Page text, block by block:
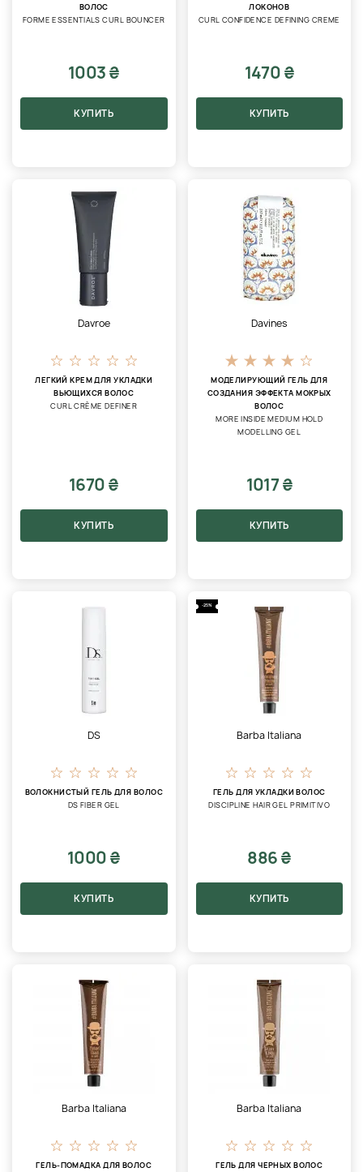
ВОЛОС
FORME ESSENTIALS CURL BOUNCER
1003 ₴
КУПИТЬ
ЛОКОНОВ
CURL CONFIDENCE DEFINING CREME
1470 ₴
КУПИТЬ
Davroe
ЛЕГКИЙ КРЕМ ДЛЯ УКЛАДКИ
ВЬЮЩИХСЯ ВОЛОС
CURL CRÈME DEFINER
1670 ₴
КУПИТЬ
Davines
МОДЕЛИРУЮЩИЙ ГЕЛЬ ДЛЯ
СОЗДАНИЯ ЭФФЕКТА МОКРЫХ
ВОЛОС
MORE INSIDE MEDIUM HOLD
MODELLING GEL
1017 ₴
КУПИТЬ
DS
ВОЛОКНИСТЫЙ ГЕЛЬ ДЛЯ ВОЛОС
DS FIBER GEL
1000 ₴
КУПИТЬ
-25%
Barba Italiana
ГЕЛЬ ДЛЯ УКЛАДКИ ВОЛОС
DISCIPLINE HAIR GEL PRIMITIVO
886 ₴
КУПИТЬ
Barba Italiana
ГЕЛЬ-ПОМАДКА ДЛЯ ВОЛОС
Barba Italiana
ГЕЛЬ ДЛЯ ЧЕРНЫХ ВОЛОС